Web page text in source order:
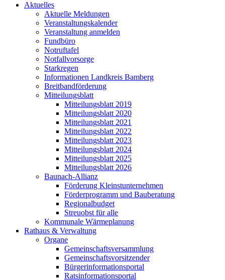
Aktuelles
Aktuelle Meldungen
Veranstaltungskalender
Veranstaltung anmelden
Fundbüro
Notruftafel
Notfallvorsorge
Starkregen
Informationen Landkreis Bamberg
Breitbandförderung
Mitteilungsblatt
Mitteilungsblatt 2019
Mitteilungsblatt 2020
Mitteilungsblatt 2021
Mitteilungsblatt 2022
Mitteilungsblatt 2023
Mitteilungsblatt 2024
Mitteilungsblatt 2025
Mitteilungsblatt 2026
Baunach-Allianz
Förderung Kleinstunternehmen
Förderprogramm und Bauberatung
Regionalbudget
Streuobst für alle
Kommunale Wärmeplanung
Rathaus & Verwaltung
Organe
Gemeinschaftsversammlung
Gemeinschaftsvorsitzender
Bürgerinformationsportal
Ratsinformationsportal